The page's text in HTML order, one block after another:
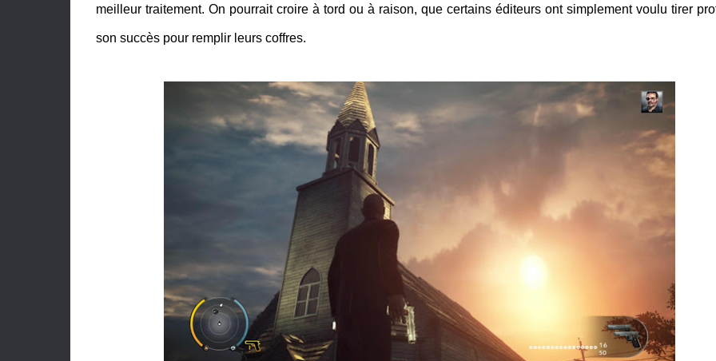
meilleur traitement. On pourrait croire à tord ou à raison, que certains éditeurs ont simplement voulu tirer
son succès pour remplir leurs coffres.